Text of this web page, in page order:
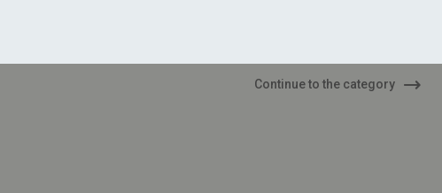
Continue to the category